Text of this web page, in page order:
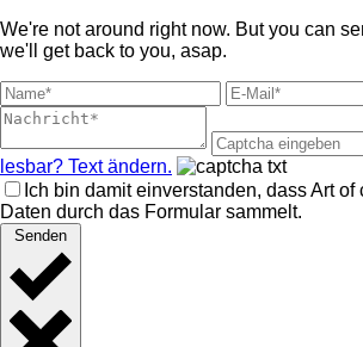
We're not around right now. But you can
we'll get back to you, asap.
lesbar? Text ändern.
Ich bin damit einverstanden, dass Art
Daten durch das Formular sammelt.
Senden